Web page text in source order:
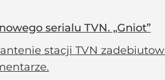
serialu TVN. „Gniot”
stacji TVN